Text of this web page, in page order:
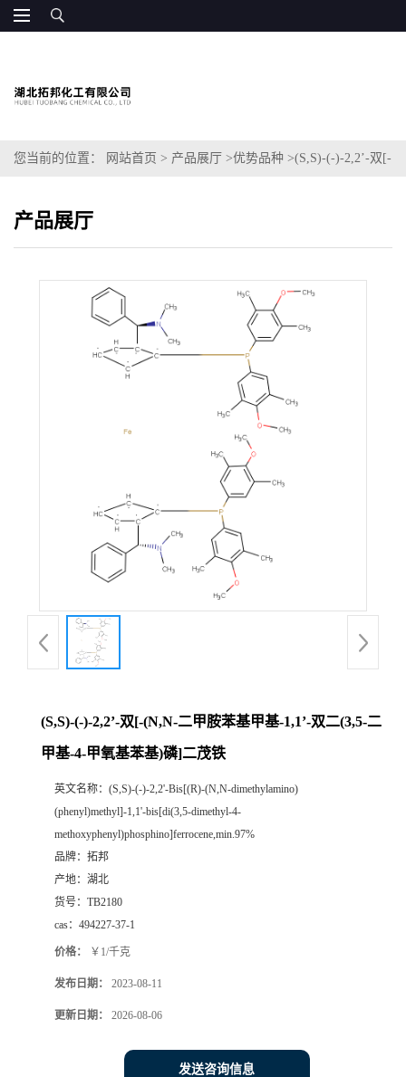
您当前的位置： 网站首页 > 产品展厅 >优势品种 >(S,S)-(-)-2,2’-双[-
产品展厅
(S,S)-(-)-2,2’-双[-(N,N-二甲胺苯基甲基-1,1’-双二(3,5-二
甲基-4-甲氧基苯基)磷]二茂铁
英文名称： (S,S)-(-)-2,2'-Bis[(R)-(N,N-dimethylamino)
(phenyl)methyl]-1,1'-bis[di(3,5-dimethyl-4-
methoxyphenyl)phosphino]ferrocene,min.97%
品牌： 拓邦
产地： 湖北
货号： TB2180
cas： 494227-37-1
价格： ￥1/千克
发布日期： 2023-08-11
更新日期： 2026-08-06
发送咨询信息